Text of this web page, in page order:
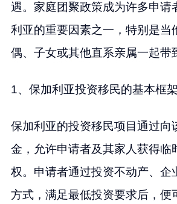
遇。家庭团聚政策成为许多申请
利亚的重要因素之一，特别是当
偶、子女或其他直系亲属一起带
1、保加利亚投资移民的基本框架
保加利亚的投资移民项目通过向
金，允许申请者及其家人获得临
权。申请者通过投资不动产、企
方式，满足最低投资要求后，便